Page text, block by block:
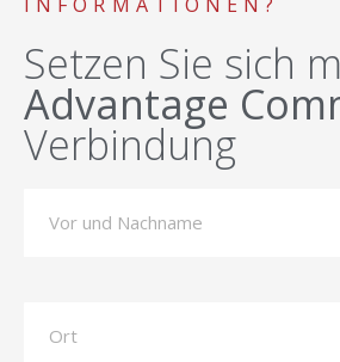
Setzen Sie sich
Advantage
Verbindung